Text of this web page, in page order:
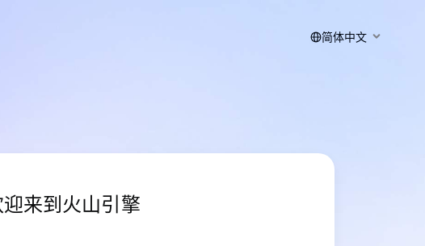
简体中文
迎来到火山引擎